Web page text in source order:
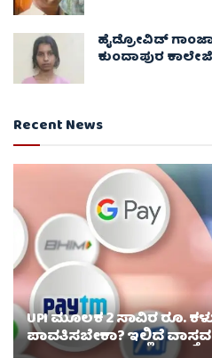
ಹೈಡ್ರೋವಿಡ್
ಕುಂದಾಪುರ
Recent News
UPI ಮೂಲಕ 2 ಸಾವಿರ ರೂ.
ಪಾವತಿಸಬೇಕಾ? ಇಲ್ಲಿದೆ ವಾಸ್ತವ